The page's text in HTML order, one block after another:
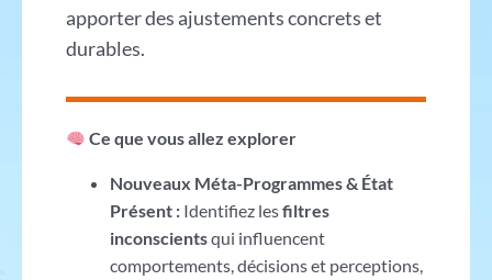
apporter des ajustements concrets et
durables.
Ce que vous allez explorer
Nouveaux Méta-Programmes & État
Présent : Identifiez lesfiltres
inconscientsqui influencent
comportements, décisions et perceptions,